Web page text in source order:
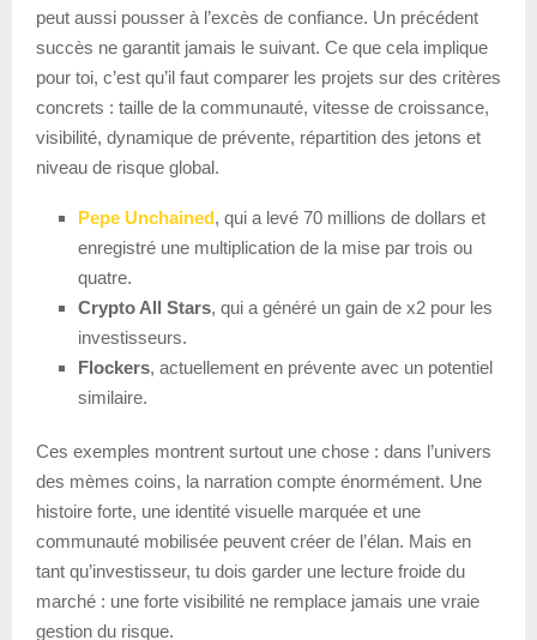
peut aussi pousser à l’excès de confiance. Un précédent
succès ne garantit jamais le suivant. Ce que cela implique
pour toi, c’est qu’il faut comparer les projets sur des critères
concrets : taille de la communauté, vitesse de croissance,
visibilité, dynamique de prévente, répartition des jetons et
niveau de risque global.
Pepe Unchained, qui a levé 70 millions de dollars et
enregistré une multiplication de la mise par trois ou
quatre.
Crypto All Stars, qui a généré un gain de x2 pour les
investisseurs.
Flockers, actuellement en prévente avec un potentiel
similaire.
Ces exemples montrent surtout une chose : dans l’univers
des mèmes coins, la narration compte énormément. Une
histoire forte, une identité visuelle marquée et une
communauté mobilisée peuvent créer de l’élan. Mais en
tant qu’investisseur, tu dois garder une lecture froide du
marché : une forte visibilité ne remplace jamais une vraie
gestion du risque.